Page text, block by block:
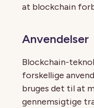
at blockchain
Anvendelser
Blockchain-
forskellige
bruges det til at
gennemsigtige